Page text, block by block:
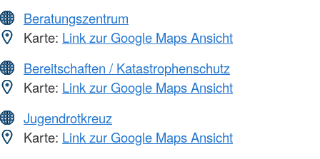
Beratungszentrum
Karte: Link zur Google Maps Ansicht
Bereitschaften / Katastrophenschutz
Karte: Link zur Google Maps Ansicht
Jugendrotkreuz
Karte: Link zur Google Maps Ansicht